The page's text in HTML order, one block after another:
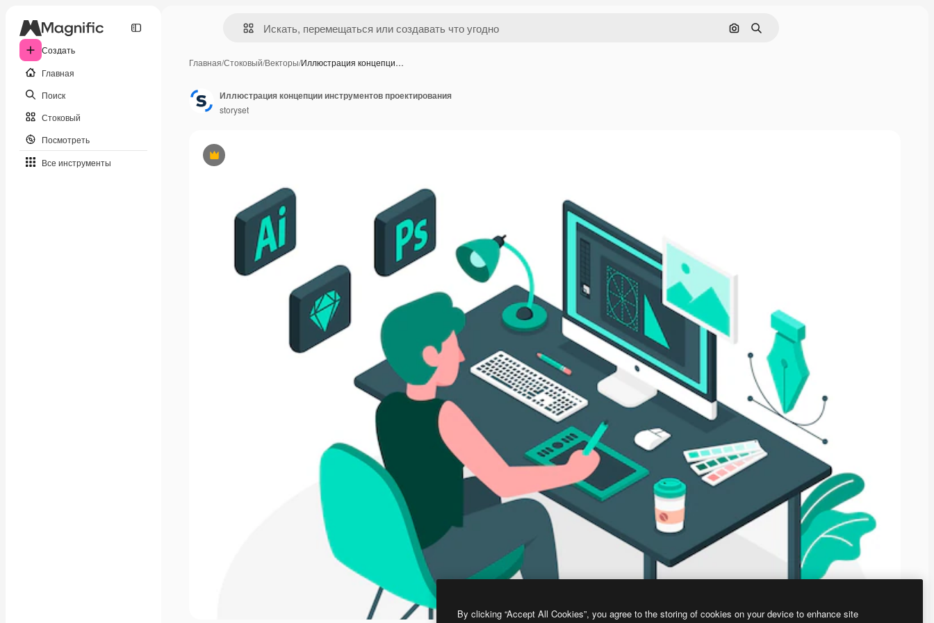
Создать
Главная
Поиск
Стоковый
Посмотреть
Все инструменты
Поиск по изображению
Поиск
Главная/Стоковый/Векторы/Иллюстрация концепци…
Премиум
Иллюстрация концепции инструментов проектирования
storyset
By clicking “Accept All Cookies”, you agree to the storing of cookies on your device to enhance site